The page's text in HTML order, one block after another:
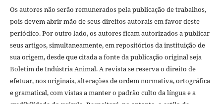
Os autores não serão remunerados pela publicação de trabalhos,
pois devem abrir mão de seus direitos autorais em favor deste
periódico. Por outro lado, os autores ficam autorizados a publicar
seus artigos, simultaneamente, em repositórios da instituição de
sua origem, desde que citada a fonte da publicação original seja
Boletim de Indústria Animal. A revista se reserva o direito de
efetuar, nos originais, alterações de ordem normativa, ortográfica
e gramatical, com vistas a manter o padrão culto da língua e a